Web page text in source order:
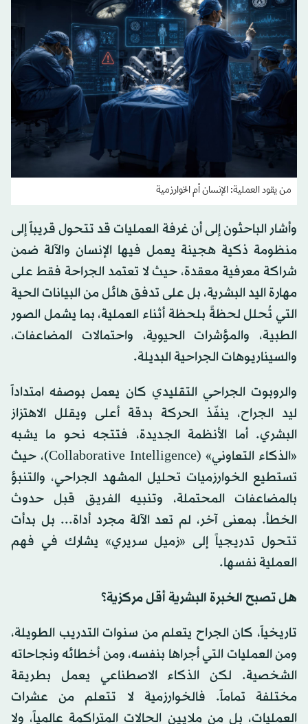
من يقود العملية: الإنسان أم الخوارزمية
وأشار الباحثون إلى أن غرفة العمليات قد تتحول قريباً إلى
منظومة ذكية هجينة يعمل فيها الإنسان والآلة ضمن
شراكة معرفية معقدة، حيث لا تعتمد الجراحة فقط على
مهارة اليد البشرية، بل على تدفق هائل من البيانات الحية
التي تُحلل لحظةً بلحظة أثناء العملية، بما يشمل الصور
الطبية، والمؤشرات الحيوية، واحتمالات المضاعفات،
والسيناريوهات الجراحية البديلة.
والروبوت الجراحي التقليدي كان يعمل بوصفه امتداداً
ليد الجراح، ينفّذ الحركة بدقة أعلى ويقلل الاهتزاز
البشري. أما الأنظمة الجديدة، فتتجه نحو ما يشبه
«الذكاء التعاوني» (Collaborative Intelligence)، حيث
تستطيع الخوارزميات تحليل المشهد الجراحي، والتنبؤ
بالمضاعفات المحتملة، وتنبيه الفريق قبل حدوث
الخطأ. بمعنى آخر، لم تعد الآلة مجرد أداة... بل بدأت
تتحول تدريجياً إلى «زميل سريري» يشارك في فهم
العملية نفسها.
هل تصبح الخبرة البشرية أقل مركزية؟
تاريخياً، كان الجراح يتعلم من سنوات التدريب الطويلة،
ومن العمليات التي أجراها بنفسه، ومن أخطائه ونجاحاته
الشخصية. لكن الذكاء الاصطناعي يعمل بطريقة
مختلفة تماماً. فالخوارزمية لا تتعلم من عشرات
العمليات، بل من ملايين الحالات المتراكمة عالمياً، ولا